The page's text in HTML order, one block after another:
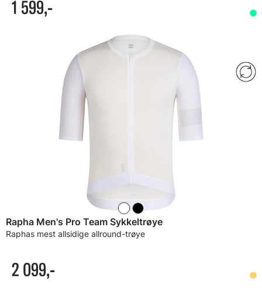
1 599,-
Rapha Men's Pro Team Sykkeltrøye
Raphas mest allsidige allround-trøye
2 099,-